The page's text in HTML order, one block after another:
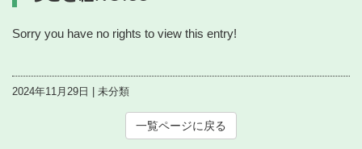
Sorry you have no rights to view this entry!
2024年11月29日 | 未分類
一覧ページに戻る